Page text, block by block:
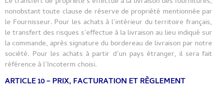
nonobstant toute clause de réserve de propriété mentionnée par
le Fournisseur. Pour les achats à l’intérieur du territoire français,
le transfert des risques s’effectue à la livraison au lieu indiqué sur
la commande, après signature du bordereau de livraison par notre
société. Pour les achats à partir d’un pays étranger, il sera fait
référence à l’Incoterm choisi.
ARTICLE 10 – PRIX, FACTURATION ET RÈGLEMENT